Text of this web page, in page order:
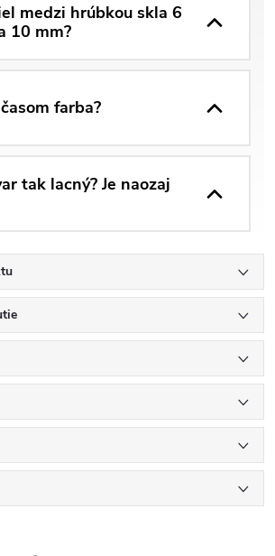
medzi hrúbkou skla 6
10 mm?
farba?
tak lacný? Je naozaj